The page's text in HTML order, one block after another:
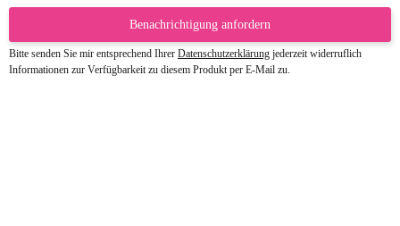
Benachrichtigung anfordern
Bitte senden Sie mir entsprechend Ihrer Datenschutzerklärung jederzeit widerruflich
Informationen zur Verfügbarkeit zu diesem Produkt per E-Mail zu.